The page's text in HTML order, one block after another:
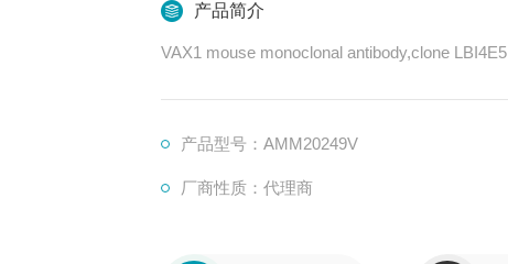
产品简介
VAX1 mouse monoclonal antibody,clone LBI4E5
产品型号：AMM20249V
厂商性质：代理商